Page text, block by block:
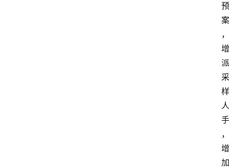
预
案
，
增
派
采
样
人
手
，
增
加